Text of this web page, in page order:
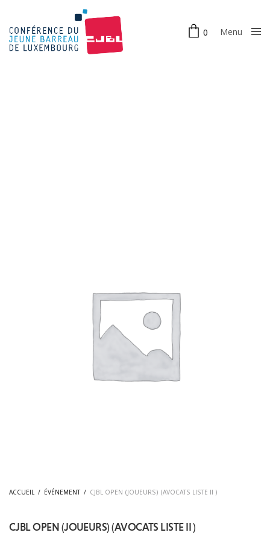
0 Menu
ACCUEIL / ÉVÉNEMENT / CJBL OPEN (JOUEURS) (AVOCATS LISTE II )
CJBL OPEN (JOUEURS) (AVOCATS LISTE II )